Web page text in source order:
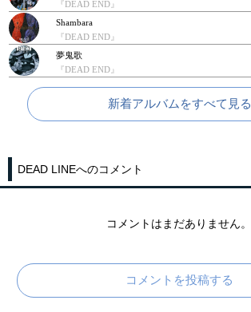
『DEAD END』
Shambara
『DEAD END』
夢鬼歌
『DEAD END』
新着アルバムをすべて見る
DEAD LINEへのコメント
コメントはまだありません。
コメントを投稿する